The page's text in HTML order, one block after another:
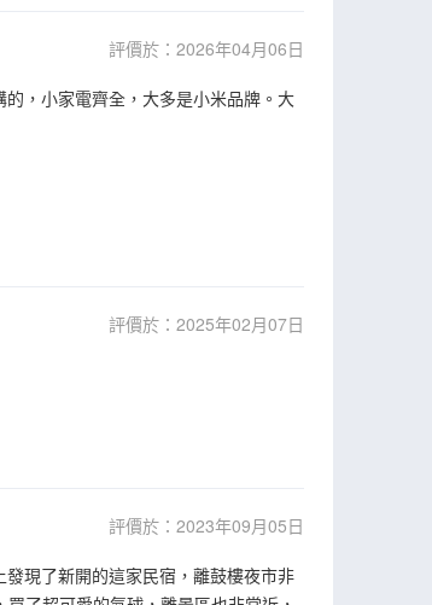
評價於：2026年04月06日
，小家電齊全，大多是小米品牌。大
評價於：2025年02月07日
評價於：2023年09月05日
現了新開的這家民宿，離鼓樓夜市非